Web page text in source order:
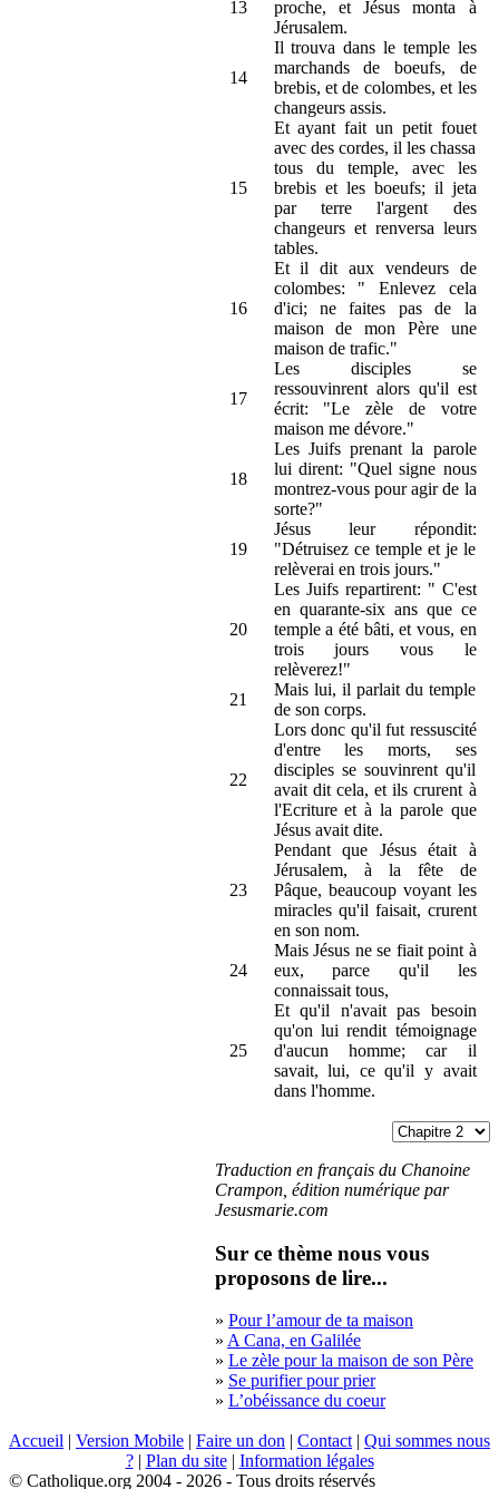
13
proche, et Jésus monta à
Jérusalem.
14
Il trouva dans le temple les
marchands de boeufs, de
brebis, et de colombes, et les
changeurs assis.
15
Et ayant fait un petit fouet
avec des cordes, il les chassa
tous du temple, avec les
brebis et les boeufs; il jeta
par terre l'argent des
changeurs et renversa leurs
tables.
16
Et il dit aux vendeurs de
colombes: " Enlevez cela
d'ici; ne faites pas de la
maison de mon Père une
maison de trafic."
17
Les disciples se
ressouvinrent alors qu'il est
écrit: "Le zèle de votre
maison me dévore."
18
Les Juifs prenant la parole
lui dirent: "Quel signe nous
montrez-vous pour agir de la
sorte?"
19
Jésus leur répondit:
"Détruisez ce temple et je le
relèverai en trois jours."
20
Les Juifs repartirent: " C'est
en quarante-six ans que ce
temple a été bâti, et vous, en
trois jours vous le
relèverez!"
21
Mais lui, il parlait du temple
de son corps.
22
Lors donc qu'il fut ressuscité
d'entre les morts, ses
disciples se souvinrent qu'il
avait dit cela, et ils crurent à
l'Ecriture et à la parole que
Jésus avait dite.
23
Pendant que Jésus était à
Jérusalem, à la fête de
Pâque, beaucoup voyant les
miracles qu'il faisait, crurent
en son nom.
24
Mais Jésus ne se fiait point à
eux, parce qu'il les
connaissait tous,
25
Et qu'il n'avait pas besoin
qu'on lui rendit témoignage
d'aucun homme; car il
savait, lui, ce qu'il y avait
dans l'homme.
Traduction en français du Chanoine
Crampon, édition numérique par
Jesusmarie.com
Sur ce thème nous vous
proposons de lire...
» Pour l’amour de ta maison
» A Cana, en Galilée
» Le zèle pour la maison de son Père
» Se purifier pour prier
» L’obéissance du coeur
Accueil | Version Mobile | Faire un don | Contact | Qui sommes nous
?| Plan du site| Information légales
© Catholique.org 2004 - 2026 - Tous droits réservés